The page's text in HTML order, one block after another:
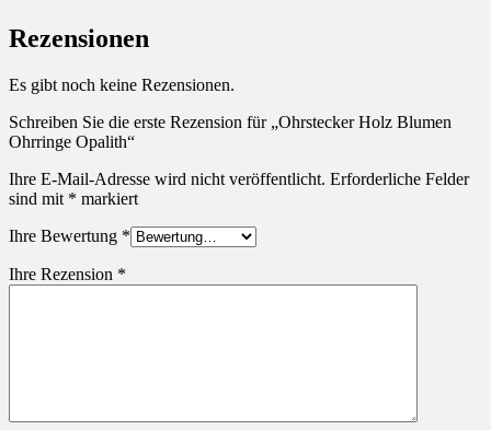
Rezensionen
Es gibt noch keine Rezensionen.
Schreiben Sie die erste Rezension für „Ohrstecker Holz Blumen
Ohrringe Opalith“
Ihre E-Mail-Adresse wird nicht veröffentlicht. Erforderliche Felder
sind mit * markiert
Ihre Bewertung *
Ihre Rezension *